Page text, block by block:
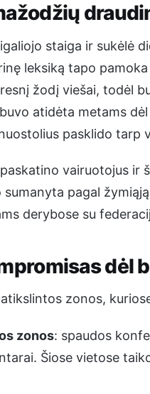
staiga ir sukėlė
leksiką tapo
žodį viešai, todėl
buvo atidėta metams
pasklido tarp
vairuotojus ir
sumanyta pagal
derybose su
dėl
zonos,
zonos: spaudos
Šiose vietose